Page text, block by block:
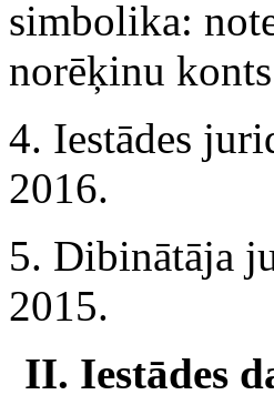
simbolika:
norēķinu
4. Iestādes
2016.
5. Dibinātāja
2015.
II. Iestādes